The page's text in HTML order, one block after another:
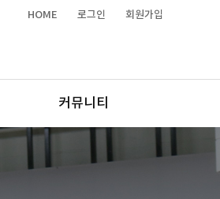
HOME 로그인 회원가입
커뮤니티